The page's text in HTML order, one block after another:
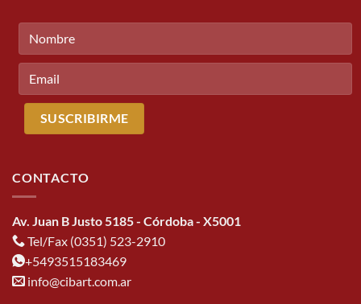
CONTACTO
Av. Juan B Justo 5185 - Córdoba - X5001
Tel/Fax (0351) 523-2910
+5493515183469
info@cibart.com.ar